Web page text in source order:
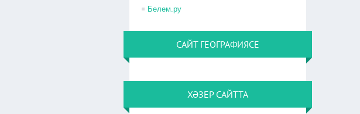
Белем.ру
САЙТ ГЕОГРАФИЯСЕ
ХӘЗЕР САЙТТА